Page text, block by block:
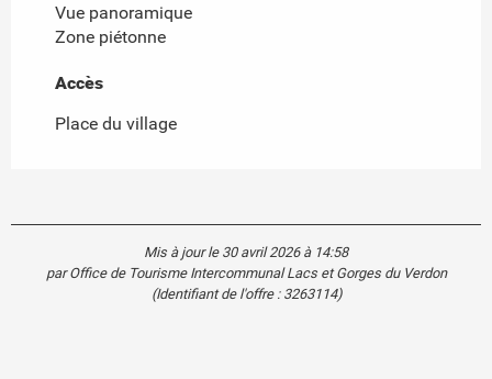
Vue panoramique
Zone piétonne
Accès
Accès
Place du village
Mis à jour le 30 avril 2026 à 14:58
par Office de Tourisme Intercommunal Lacs et Gorges du Verdon
(Identifiant de l'offre : 3263114)